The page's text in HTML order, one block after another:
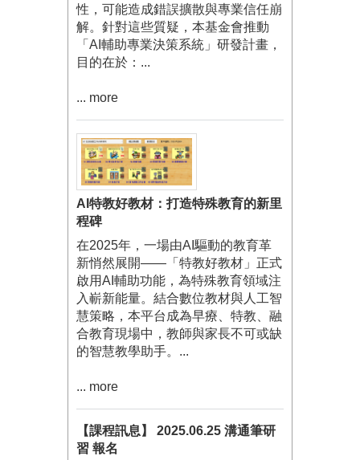
性，可能造成錯誤擴散與專業信任崩
解。針對這些質疑，本基金會推動
「AI輔助專業決策系統」研發計畫，
目的在於：...
... more
AI特教好教材：打造特殊教育的新里
程碑
在2025年，一場由AI驅動的教育革
新悄然展開——「特教好教材」正式
啟用AI輔助功能，為特殊教育領域注
入嶄新能量。結合數位教材與人工智
慧策略，本平台成為早療、特教、融
合教育現場中，教師與家長不可或缺
的智慧教學助手。...
... more
【課程訊息】 2025.06.25 溝通筆研
習 報名